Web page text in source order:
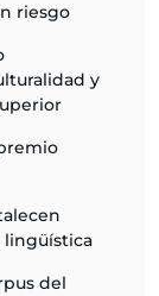
riesgo
y
lingüística
del